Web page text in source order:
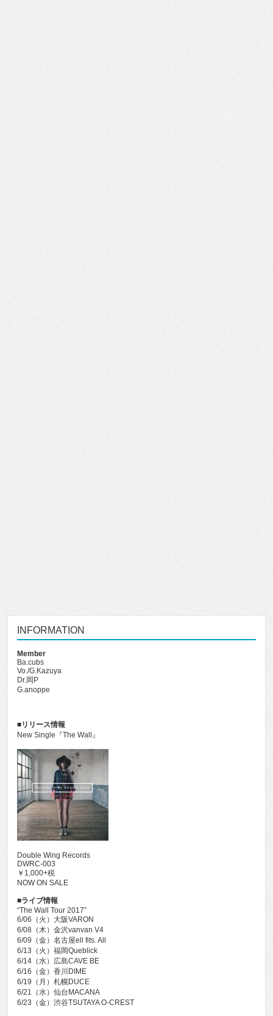
INFORMATION
Member
Ba.cubs
Vo./G.Kazuya
Dr.岡P
G.anoppe
■リリース情報
New Single『The Wall』
Double Wing Records
DWRC-003
￥1,000+税
NOW ON SALE
■ライブ情報
“The Wall Tour 2017”
6/06（火）大阪VARON
6/08（木）金沢vanvan V4
6/09（金）名古屋ell fits. All
6/13（火）福岡Queblick
6/14（水）広島CAVE BE
6/16（金）香川DIME
6/19（月）札幌DUCE
6/21（水）仙台MACANA
6/23（金）渋谷TSUTAYA O-CREST